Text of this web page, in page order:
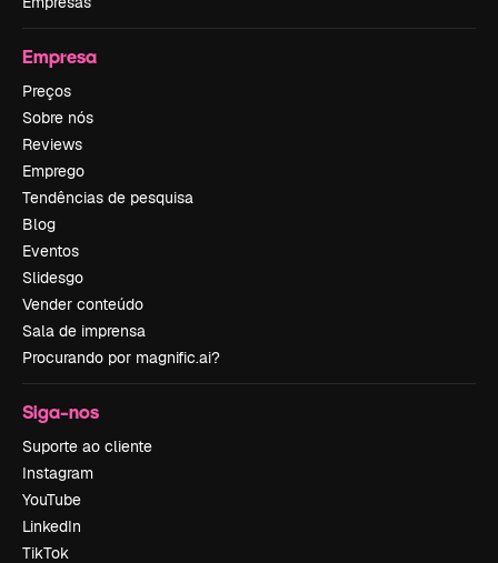
Empresa
Preços
Sobre nós
Reviews
Emprego
Tendências de pesquisa
Blog
Eventos
Slidesgo
Vender conteúdo
Sala de imprensa
Procurando por magnific.ai?
Siga-nos
Suporte ao cliente
Instagram
YouTube
LinkedIn
TikTok